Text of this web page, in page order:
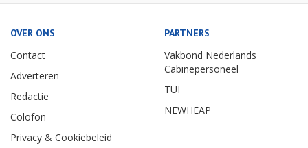
OVER ONS
Contact
Adverteren
Redactie
Colofon
Privacy & Cookiebeleid
PARTNERS
Vakbond Nederlands
Cabinepersoneel
TUI
NEWHEAP